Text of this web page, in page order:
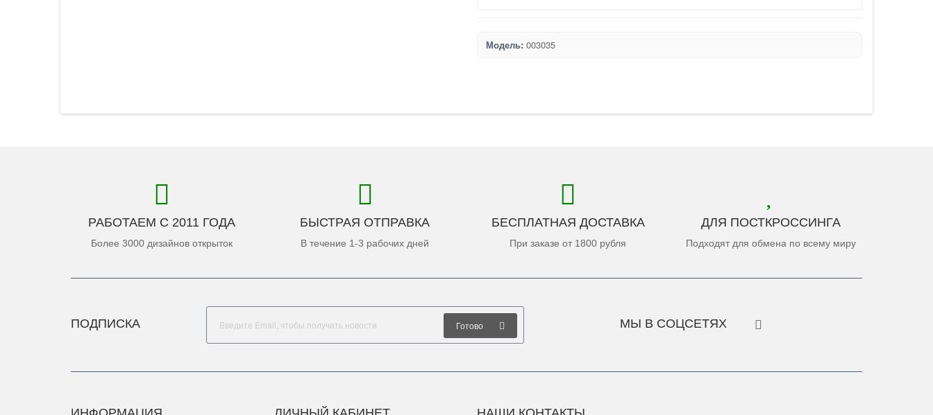
Модель: 003035
РАБОТАЕМ С 2011 ГОДА
Более 3000 дизайнов открыток
БЫСТРАЯ ОТПРАВКА
В течение 1-3 рабочих дней
БЕСПЛАТНАЯ ДОСТАВКА
При заказе от 1800 рубля
ДЛЯ ПОСТКРОССИНГА
Подходят для обмена по всему миру
ПОДПИСКА Готово МЫ В СОЦСЕТЯХ